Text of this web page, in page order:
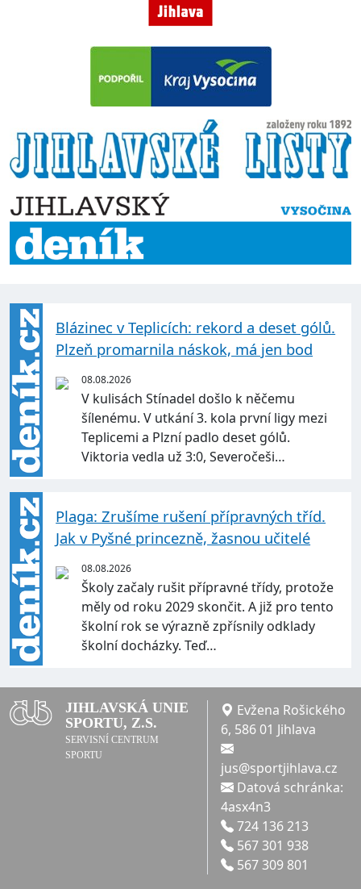
Blázinec v Teplicích: rekord a deset gólů.
Plzeň promarnila náskok, má jen bod
08.08.2026
V kulisách Stínadel došlo k něčemu
šílenému. V utkání 3. kola první ligy mezi
Teplicemi a Plzní padlo deset gólů.
Viktoria vedla už 3:0, Severočeši…
Plaga: Zrušíme rušení přípravných tříd.
Jak v Pyšné princezně, žasnou učitelé
08.08.2026
Školy začaly rušit přípravné třídy, protože
měly od roku 2029 skončit. A již pro tento
školní rok se výrazně zpřísnily odklady
školní docházky. Teď…
JIHLAVSKÁ UNIE
SPORTU, Z.S.
SERVISNÍ CENTRUM
SPORTU
Evžena Rošického
6, 586 01 Jihlava
jus@sportjihlava.cz
Datová schránka:
4asx4n3
724 136 213
567 301 938
567 309 801